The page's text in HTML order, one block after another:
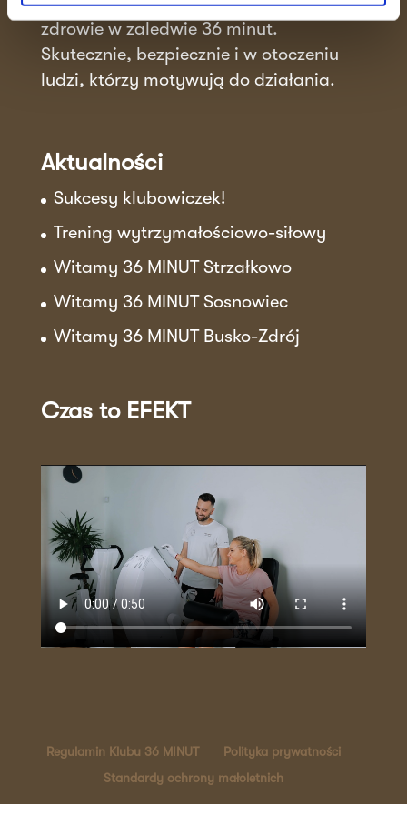
zdrowie w zaledwie 36 minut.
Skutecznie, bezpiecznie i w otoczeniu
ludzi, którzy motywują do działania.
Aktualności
Sukcesy klubowiczek!
Trening wytrzymałościowo-siłowy
Witamy 36 MINUT Strzałkowo
Witamy 36 MINUT Sosnowiec
Witamy 36 MINUT Busko-Zdrój
Czas to EFEKT
Regulamin Klubu 36 MINUT
Polityka prywatności
Standardy ochrony małoletnich